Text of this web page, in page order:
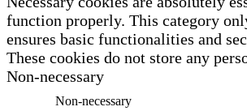
function properly. This category
ensures basic functionalities and
These cookies do not store any
Non-necessary
Non-necessary